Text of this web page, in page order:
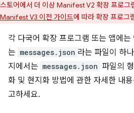
스토어에서 더 이상 Manifest V2 확장 프로그
Manifest V3 이전 가이드에 따라 확장 프로
각 다국어 확장 프로그램 또는 앱에
는 messages.json 라는 파일이 하
지에서는 messages.json 파일의
화 및 현지화 방법에 관한 자세한 내
고하세요.